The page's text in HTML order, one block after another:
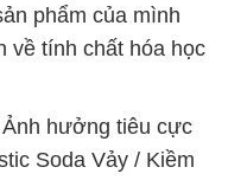
phẩm của mình
về tính chất hóa học
hưởng tiêu cực
Soda Vảy / Kiềm